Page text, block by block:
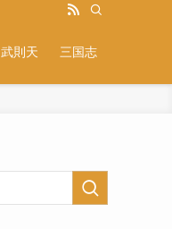
武則天 三国志